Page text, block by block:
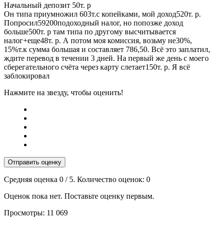
Начальный депозит 50т. р
Он типа приумножил 603т.с копейками, мой доход520т. р.
Попросил59200подоходный налог, но попозже доход
больше500т. р там типа по другому высчитывается
налог+еще48т. р. А потом моя комиссия, возьму не30%,
15%т.к сумма большая и составляет 786,50. Всё это заплатил,
ждите перевод в течении 3 дней. На первый же день с моего
сберегательного счёта через карту слетает150т. р. Я всё
заблокировал
Нажмите на звезду, чтобы оценить!
Отправить оценку
Средняя оценка 0 / 5. Количество оценок: 0
Оценок пока нет. Поставьте оценку первым.
Просмотры: 11 069